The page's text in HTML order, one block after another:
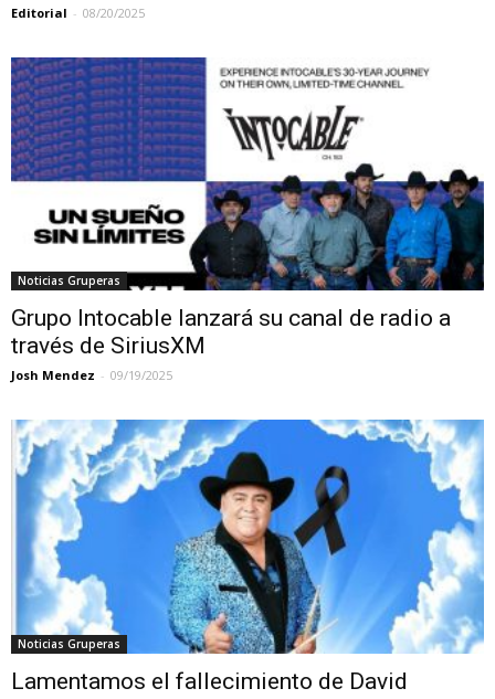
Editorial - 08/20/2025
Noticias Gruperas
Grupo Intocable lanzará su canal de radio a
través de SiriusXM
Josh Mendez - 09/19/2025
Noticias Gruperas
Lamentamos el fallecimiento de David